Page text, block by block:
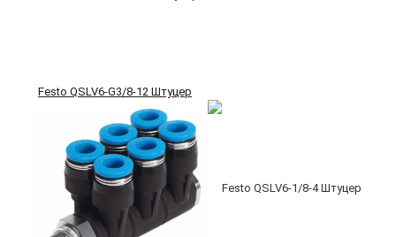
Festo QSLV6-G3/8-12 Штуцер